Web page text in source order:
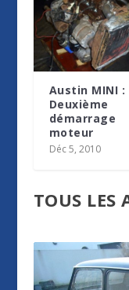
Austin MINI :
Deuxième
démarrage
moteur
Déc 5, 2010
TOUS LES